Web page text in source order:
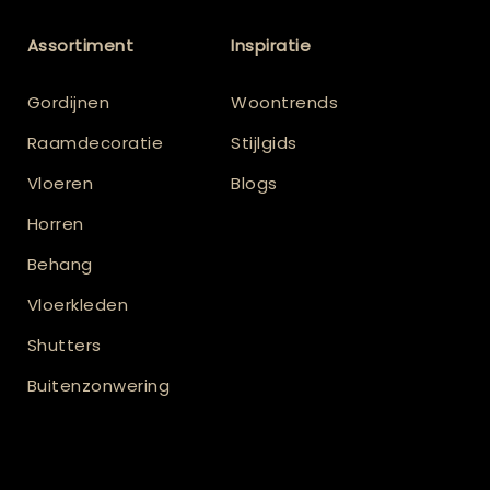
Assortiment
Gordijnen
Raamdecoratie
Vloeren
Horren
Behang
Vloerkleden
Shutters
Buitenzonwering
Inspiratie
Woontrends
Stijlgids
Blogs